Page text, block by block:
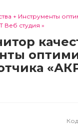
+ Инструменты
Веб студия »